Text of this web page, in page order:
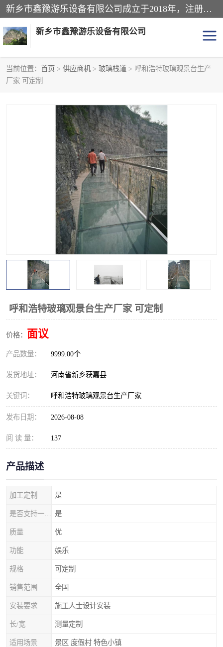
新乡市鑫豫游乐设备有限公司成立于2018年，注册地位于河南省。经营范围包括游乐设备、滑索、滑道、空中自行车、吊桥、拓展器材、攀岩器材、趣桥、悬崖秋千、网红桥、儿童乐园设备、水上乐园设备、丛林穿越设备、音乐呐喊设备、轨道滑车、栈道、玻璃滑道、观景平台、景观包装的设计、制造、销售、安装、维修，景区策划服务。
新乡市鑫豫游乐设备有限公司
当前位置： 首页 > 供应商机 > 玻璃栈道 > 呼和浩特玻璃观景台生产
厂家 可定制
呼和浩特玻璃观景台生产厂家 可定制
价格： 面议
产品数量： 9999.00个
发货地址： 河南省新乡获嘉县
关键词： 呼和浩特玻璃观景台生产厂家
发布日期： 2026-08-08
阅 读 量： 137
产品描述
加工定制 是
是
质量 优
功能 娱乐
规格 可定制
销售范围 全国
安装要求 施工人士设计安装
长/宽 测量定制
适用场景 景区 度假村 特色小镇
游乐设备
儿童乐园设备
水上乐园设备
攀岩器材
空中自行车
玻璃滑道
网红桥
丛林穿越设备
音乐呐喊设备 栈道
玻璃栈道